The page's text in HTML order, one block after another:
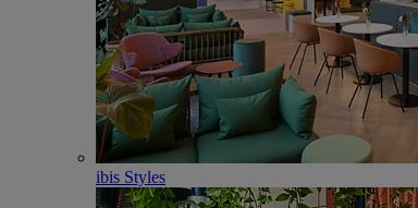
ibis Styles